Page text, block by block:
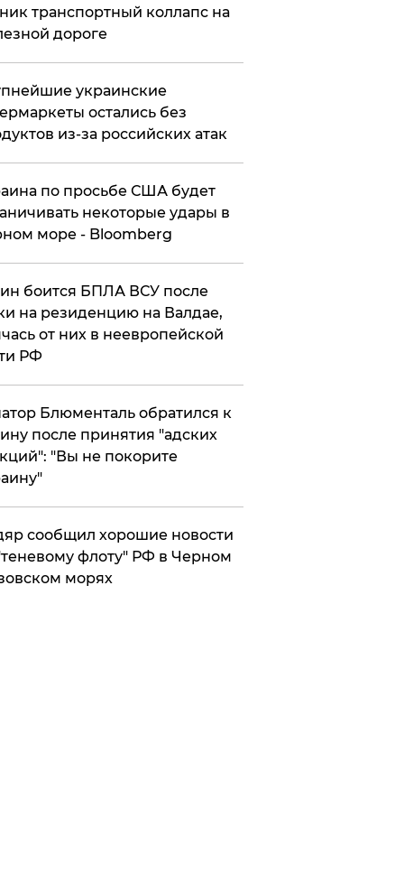
транспортный коллапс на
дороге
украинские
остались без
из-за российских атак
по просьбе США будет
некоторые удары в
море - Bloomberg
боится БПЛА ВСУ после
на резиденцию на Валдае,
от них в неевропейской
РФ
Блюменталь обратился к
после принятия "адских
"Вы не покорите
сообщил хорошие новости
флоту" РФ в Черном
морях